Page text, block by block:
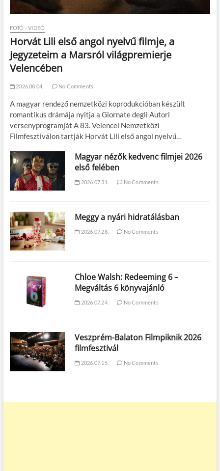
FOTÓ - VIDEÓ
Horvát Lili első angol nyelvű filmje, a
Jegyzeteim a Marsról világpremierje
Velencében
2026.08.04. No Comments
A magyar rendező nemzetközi koprodukcióban készült
romantikus drámája nyitja a Giornate degli Autori
versenyprogramját A 83. Velencei Nemzetközi
Filmfesztiválon tartják Horvát Lili első angol nyelvű…
Magyar nézők kedvenc filmjei 2026
első felében
2026.07.31. No Comments
Meggy a nyári hidratálásban
2026.07.28. No Comments
Chloe Walsh: Redeeming 6 –
Megváltás 6 könyvajánló
2026.07.24. No Comments
Veszprém-Balaton Filmpiknik 2026
filmfesztivál
2026.07.15. No Comments